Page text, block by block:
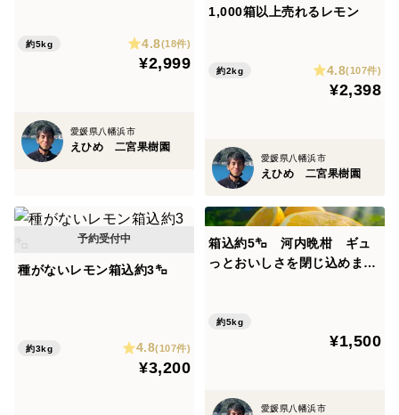
価格以上のクオリティはあると思いますよ❗
酸味のまろやかなやさしい味の畑のみかんです
口当たりも軽やかでみずみずしく、新鮮ジューシーな果
実をお届けいたします❗
大きい玉ばかり❗ではないのです‼️
画像ではきれいなみかんですが、黒い点や傷がある果実
約5kg 4.8(18件)
¥2,999
愛媛県八幡浜市
えひめ 二宮果樹園
1,000箱以上売れるレモン
約2kg 4.8(107件)
¥2,398
愛媛県八幡浜市
えひめ 二宮果樹園
種がないレモン箱込約3㌔
約3kg 4.8(107件)
¥3,200
箱込約5㌔ 河内晩柑 ギュ
っとおいしさを閉じ込めまし
ませんか？
約5kg
¥1,500
愛媛県八幡浜市